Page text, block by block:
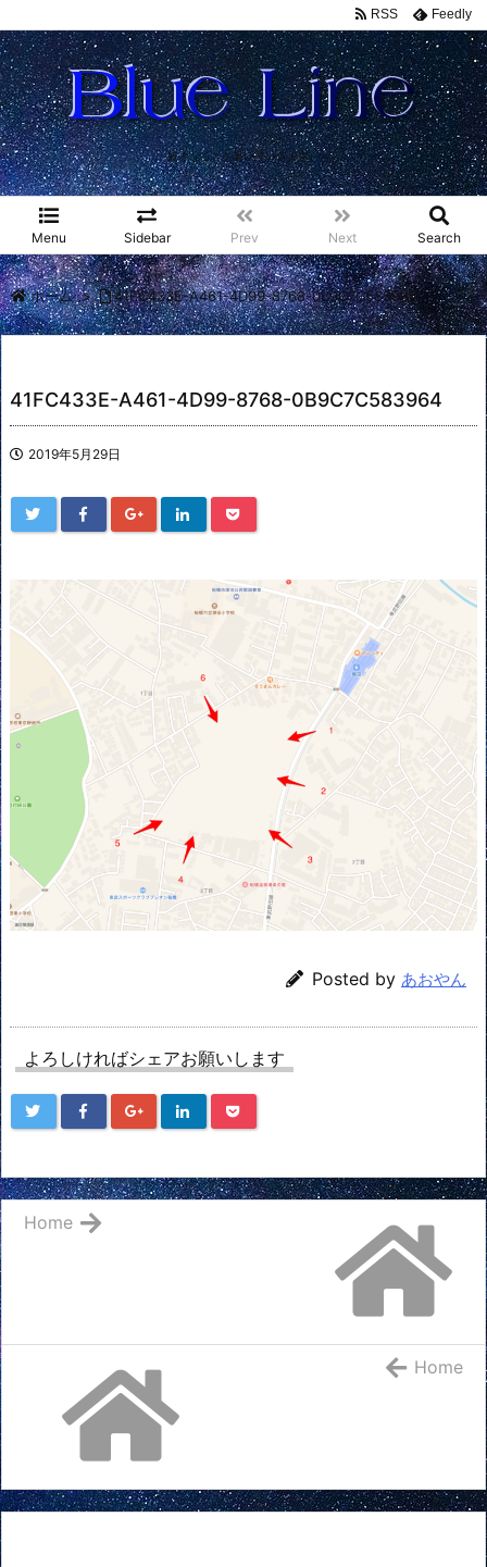
好きなことを書いていきます。
Menu Sidebar Prev Next Search
RSS Feedly
ホーム > 41FC433E-A461-4D99-8768-0B9C7C583964
41FC433E-A461-4D99-8768-0B9C7C583964
2019年5月29日
Posted by あおやん
よろしければシェアお願いします
Home
Home